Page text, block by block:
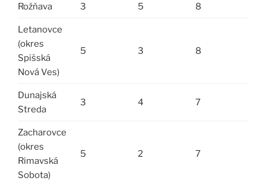
Rožňava 3 5 8
Letanovce
(okres
Spišská
Nová Ves)
5 3 8
Dunajská
Streda
3 4 7
Zacharovce
(okres
Rimavská
Sobota)
5 2 7